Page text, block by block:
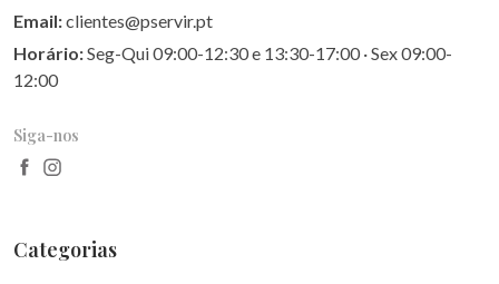
Email:clientes@pservir.pt
Horário:Seg-Qui 09:00-12:30 e 13:30-17:00 · Sex 09:00-
12:00
Siga-nos
Categorias